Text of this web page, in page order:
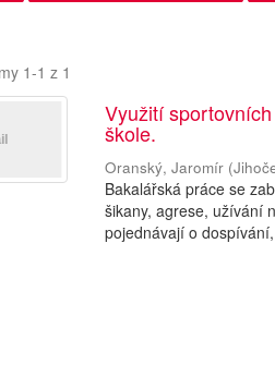
1-1 z 1
Využití
škole.
Oranský, Jaromír (
Bakalářská práce se
šikany, agrese, užívání
pojednávají o